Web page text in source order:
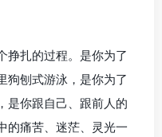
挣扎的过程。是你为了
狗刨式游泳，是你为了
是你跟自己、跟前人的
的痛苦、迷茫、灵光一